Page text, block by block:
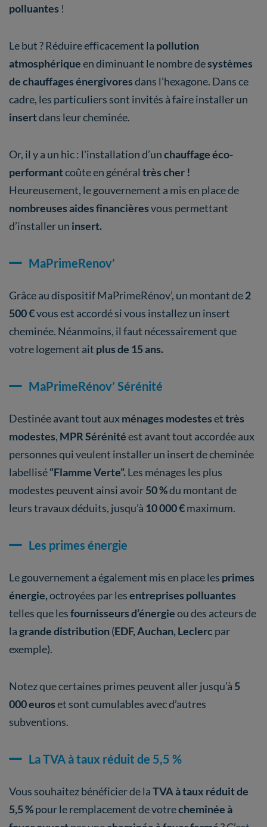
polluantes !
Le but ? Réduire efficacement la pollution
atmosphériqueen diminuant le nombre desystèmes
de chauffages énergivoresdans l’hexagone. Dans ce
cadre, les particuliers sont invités à faire installer un
insertdans leur cheminée.
Or, il y a un hic : l'installation d’unchauffage éco-
performantcoûte en général très cher !
Heureusement, le gouvernement a mis en place de
nombreuses aides financièresvous permettant
d’installer un insert.
MaPrimeRenov’
Grâce au dispositif MaPrimeRénov’, un montant de2
500 €vous est accordé si vous installez un insert
cheminée. Néanmoins, il faut nécessairement que
votre logement ait plus de 15 ans.
MaPrimeRénov’ Sérénité
Destinée avant tout auxménages modestesettrès
modestes, MPR Sérénitéest avant tout accordée aux
personnes qui veulent installer un insert de cheminée
labellisé“Flamme Verte”.Les ménages les plus
modestes peuvent ainsi avoir50 %du montant de
leurs travaux déduits, jusqu’à 10 000 €maximum.
Les primes énergie
Le gouvernement a également mis en place les primes
énergie,octroyées par lesentreprises polluantes
telles que lesfournisseurs d’énergieou des acteurs de
lagrande distribution(EDF, Auchan, Leclerc par
exemple).
Notez que certaines primes peuvent aller jusqu’à 5
000 euroset sont cumulables avec d’autres
subventions.
La TVA à taux réduit de 5,5 %
Vous souhaitez bénéficier de laTVA à taux réduit de
5,5 %pour le remplacement de votrecheminée à